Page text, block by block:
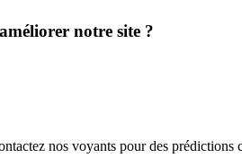
notre site ?
nos voyants pour des